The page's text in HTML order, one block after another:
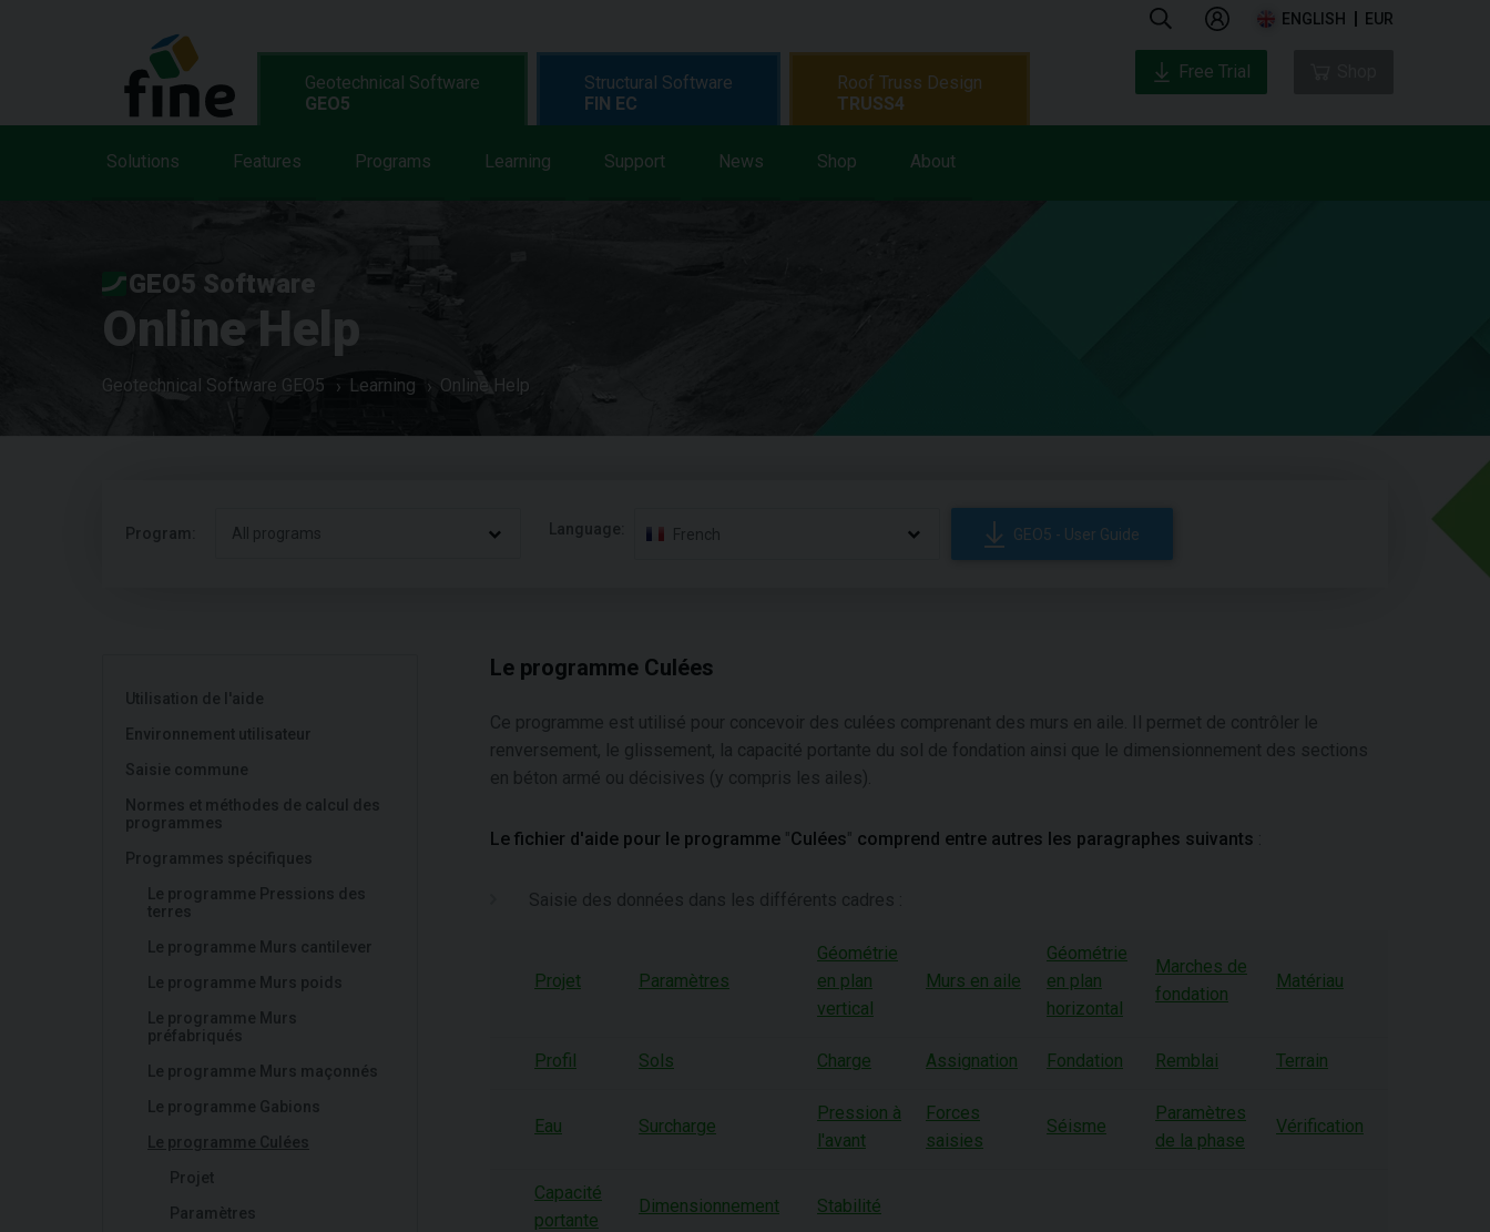
ENGLISH EUR
Geotechnical Software
GEO5
Solutions Features Programs Learning Support News Shop About
Structural Software
FIN EC
Roof Truss Design
TRUSS4
Free Trial
GEO5 Software
Online Help
Geotechnical Software GEO5 Learning Online Help
Program: All programs Language: French GEO5 - User Guide
Utilisation de l'aide
Environnement utilisateur
Saisie commune
Normes et méthodes de calcul des
programmes
Programmes spécifiques
Le programme Pressions des
terres
Le programme Murs cantilever
Le programme Murs poids
Le programme Murs
préfabriqués
Le programme Murs maçonnés
Le programme Gabions
Le programme Culées
Projet
Paramètres
Le programme Culées
Ce programme est utilisé pour concevoir des culées comprenant des murs en aile. Il permet de contrôler le
renversement, le glissement, la capacité portante du sol de fondation ainsi que le dimensionnement des sections
en béton armé ou décisives (y compris les ailes).
Le fichier d'aide pour le programme "Culées" comprend entre autres les paragraphes suivants
Saisie des données dans les différents cadres :
Projet Paramètres
Géométrie
en plan
vertical
Murs en aile
Géométrie
en plan
horizontal
Marches de
fondation
Matériau
Profil Sols Charge Assignation Fondation Remblai Terrain
Eau Surcharge
Pression à
l'avant
Forces
saisies
Séisme
Paramètres
de la phase
Vérification
Capacité
portante
Dimensionnement Stabilité